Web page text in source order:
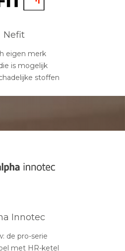
Nefit
eigen merk
is mogelijk
stoffen
Innotec
de pro-serie
met HR-ketel